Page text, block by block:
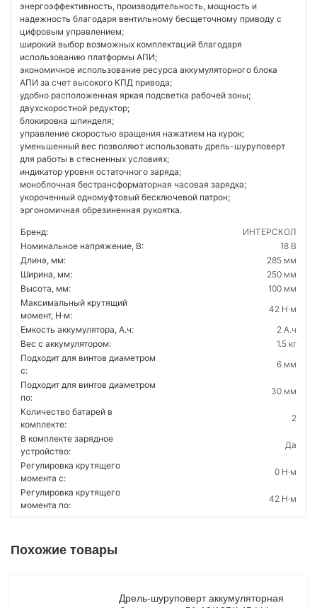
энергоэффективность, производительность, мощность и
надежность благодаря вентильному бесщеточному приводу с
цифровым управлением;
широкий выбор возможных комплектаций благодаря
использованию платформы АПИ;
экономичное использование ресурса аккумуляторного блока
АПИ за счет высокого КПД привода;
удобно расположенная яркая подсветка рабочей зоны;
двухскоростной редуктор;
блокировка шпинделя;
управление скоростью вращения нажатием на курок;
уменьшенный вес позволяют использовать дрель-шуруповерт
для работы в стесненных условиях;
индикатор уровня остаточного заряда;
моноблочная бестрансформаторная часовая зарядка;
укороченный одномуфтовый бесключевой патрон;
эргономичная обрезиненная рукоятка.
Бренд:
ИНТЕРСКОЛ
Номинальное напряжение, В:
18 В
Длина, мм:
285 мм
Ширина, мм:
250 мм
Высота, мм:
100 мм
Максимальный крутящий
момент, Н·м:
42 Н·м
Емкость аккумулятора, А.ч:
2 А.ч
Вес с аккумулятором:
1.5 кг
Подходит для винтов диаметром
с:
6 мм
Подходит для винтов диаметром
по:
30 мм
Количество батарей в
комплекте:
2
В комплекте зарядное
устройство:
Да
Регулировка крутящего
момента с:
0 Н·м
Регулировка крутящего
момента по:
42 Н·м
Похожие товары
Дрель-шуруповерт аккумуляторная